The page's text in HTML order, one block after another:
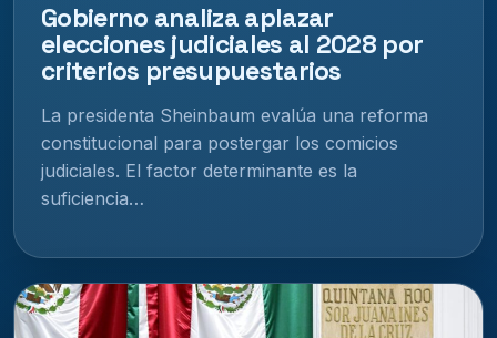
Gobierno analiza aplazar
elecciones judiciales al 2028 por
criterios presupuestarios
La presidenta Sheinbaum evalúa una reforma
constitucional para postergar los comicios
judiciales. El factor determinante es la
suficiencia…